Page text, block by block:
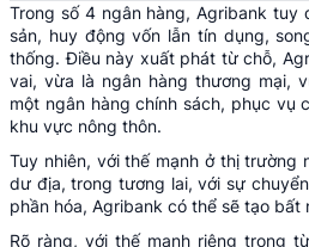
Trong số 4 ngân hàng, Agribank
sản, huy động vốn lẫn tín dụng,
thống. Điều này xuất phát từ chỗ,
vai, vừa là ngân hàng thương mại,
một ngân hàng chính sách, phục vụ
khu vực nông thôn.
Tuy nhiên, với thế mạnh ở thị trường
dư địa, trong tương lai, với sự
phần hóa, Agribank có thể sẽ tạo bất
Rõ ràng, với thế mạnh riêng trong